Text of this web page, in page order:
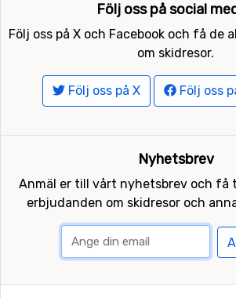
Följ oss på social
Följ oss på X och Facebook och få de
om skidresor.
Följ oss på X Följ oss
Nyhetsbrev
Anmäl er till vårt nyhetsbrev och få
erbjudanden om skidresor och